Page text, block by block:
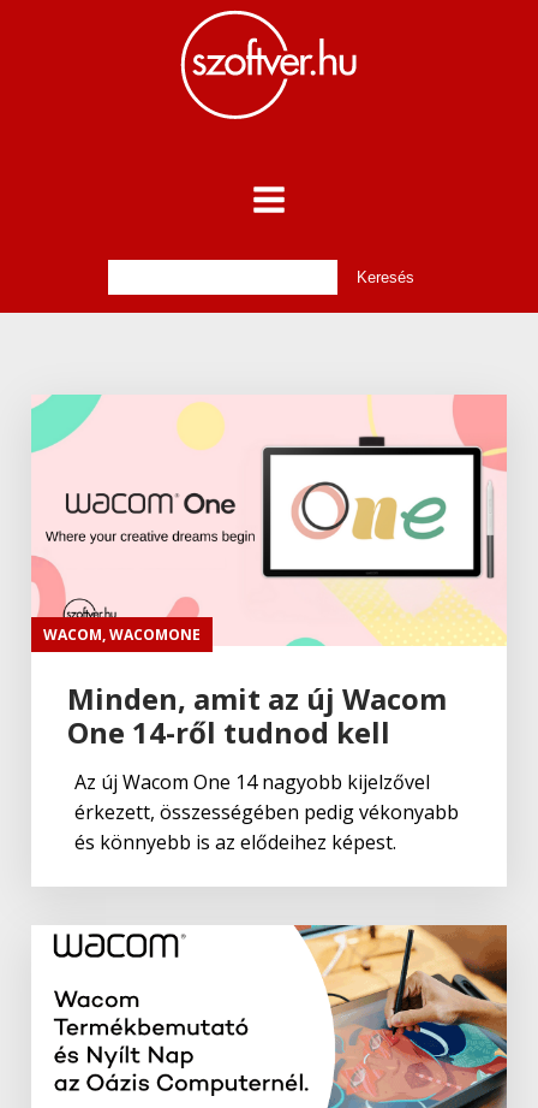
WACOM,WACOMONE
Minden, amit az új Wacom
One 14-ről tudnod kell
Az új Wacom One 14 nagyobb kijelzővel
érkezett, összességében pedig vékonyabb
és könnyebb is az elődeihez képest.